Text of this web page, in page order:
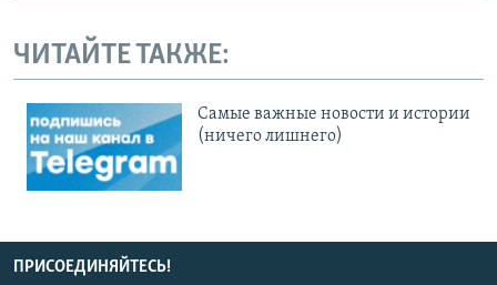
ЧИТАЙТЕ ТАКЖЕ:
Cамые важные новости и истории
(ничего лишнего)
ПРИСОЕДИНЯЙТЕСЬ!